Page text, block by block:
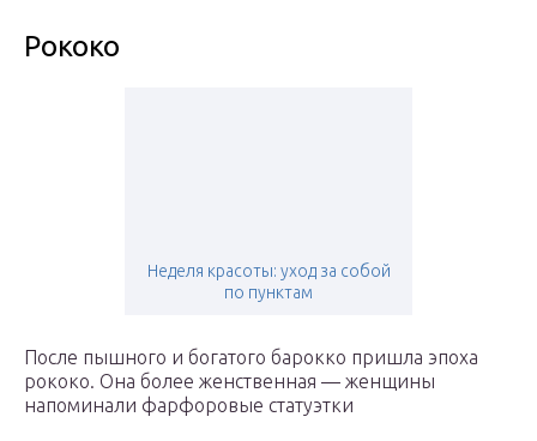
Рококо
Неделя красоты: уход за собой
по пунктам
После пышного и богатого барокко пришла эпоха
рококо. Она более женственная — женщины
напоминали фарфоровые статуэтки